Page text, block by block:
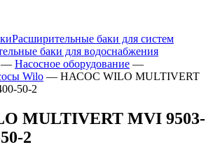
Расширительные баки для систем
баки для водоснабжения
— Насосное оборудование —
Wilo — НАСОС WILO MULTIVERT
50-2
MULTIVERT MVI 9503-
2